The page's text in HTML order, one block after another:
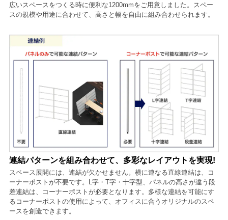
広いスペースをつくる時に便利な1200mmをご用意しました。スペー
スの規模や用途に合わせて、高さと幅を自由に組み合わせられます。
連結パターンを組み合わせて、多彩なレイアウトを実現!
スペース展開には、連結が欠かせません。横に連なる直線連結は、コ
ーナーポストが不要です。L字・T字・十字型、パネルの高さが違う段
差連結は、コーナーポストが必要となります。多様な連結を可能にす
るコーナーポストの使用によって、オフィスに合うオリジナルのスペ
ースを創造できます。